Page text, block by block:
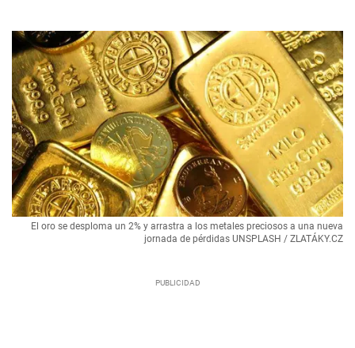
El oro se desploma un 2% y arrastra a los metales preciosos a una nueva
jornada de pérdidas UNSPLASH / ZLATÁKY.CZ